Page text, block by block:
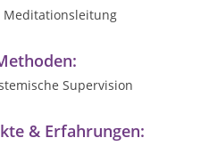
Meditationsleitung
Supervision
& Erfahrungen: